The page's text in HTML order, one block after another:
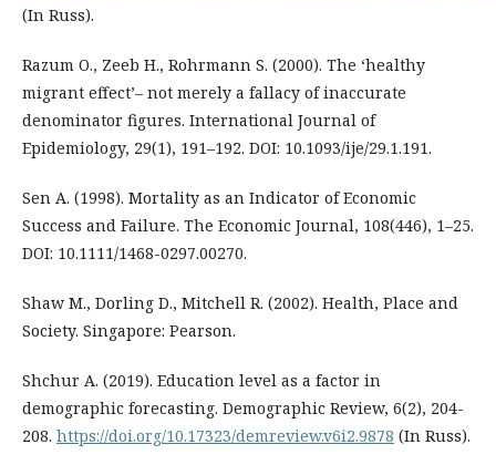
(In Russ).
Razum O., Zeeb H., Rohrmann S. (2000). The ‘healthy
migrant effect’– not merely a fallacy of inaccurate
denominator figures. International Journal of
Epidemiology, 29(1), 191–192. DOI: 10.1093/ije/29.1.191.
Sen A. (1998). Mortality as an Indicator of Economic
Success and Failure. The Economic Journal, 108(446), 1–25.
DOI: 10.1111/1468-0297.00270.
Shaw M., Dorling D., Mitchell R. (2002). Health, Place and
Society. Singapore: Pearson.
Shchur A. (2019). Education level as a factor in
demographic forecasting. Demographic Review, 6(2), 204-
208. https://doi.org/10.17323/demreview.v6i2.9878 (In Russ).